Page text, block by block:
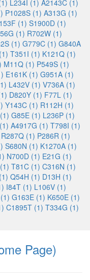
L234I (1) A2143C (1)
P1028S (1) A313G (1)
(1) S1900D (1)
(1) R702W (1)
(1) G779C (1) G840A
T351I (1) K121Q (1)
M11Q (1) P549S (1)
E161K (1) G951A (1)
L432V (1) V736A (1)
D820Y (1) F77L (1)
Y143C (1) R112H (1)
G85E (1) L236P (1)
A4917G (1) T798I (1)
R287Q (1) P286R (1)
S680N (1) K1270A (1)
N700D (1) E21G (1)
T81C (1) C316N (1)
Q54H (1) D13H (1)
I84T (1) L106V (1)
G163E (1) K650E (1)
C1895T (1) T334G (1)
Page)